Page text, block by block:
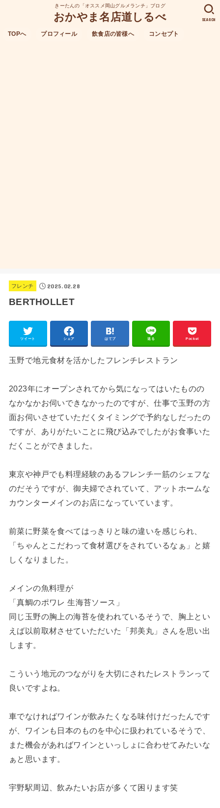
きーたんの「オススメ岡山グルメランチ」ブログ
おかやま名店道しるべ
TOPへ プロフィール 飲食店の皆様へ コンセプト
SEARCH
フレンチ 2025.02.28
BERTHOLLET
ツイート シェア はてブ 送る Pocket
玉野で地元食材を活かしたフレンチレストラン
2023年にオープンされてから気になってはいたものの
なかなかお伺いできなかったのですが、仕事で玉野の方
面お伺いさせていただくタイミングで予約なしだったの
ですが、ありがたいことに飛び込みでしたがお食事いた
だくことができました。
東京や神戸でも料理経験のあるフレンチ一筋のシェフな
のだそうですが、御夫婦でされていて、アットホームな
カウンターメインのお店になっていています。
前菜に野菜を食べてはっきりと味の違いを感じられ、
「ちゃんとこだわって食材選びをされているなぁ」と嬉
しくなりました。
メインの魚料理が
「真鯛のポワレ 生海苔ソース」
同じ玉野の胸上の海苔を使われているそうで、胸上とい
えば以前取材させていただいた「邦美丸」さんを思い出
します。
こういう地元のつながりを大切にされたレストランって
良いですよね。
車でなければワインが飲みたくなる味付けだったんです
が、ワインも日本のものを中心に扱われているそうで、
また機会があればワインといっしょに合わせてみたいな
ぁと思います。
宇野駅周辺、飲みたいお店が多くて困ります笑